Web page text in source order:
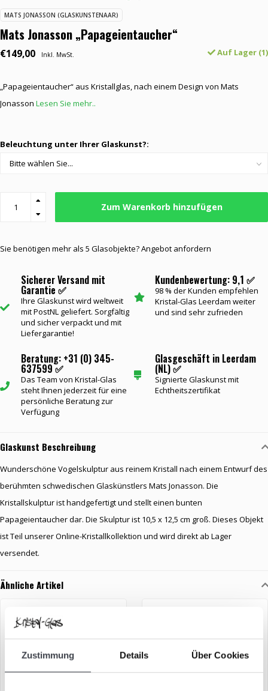
Zustimmung Details Über Cookies
MATS JONASSON (GLASKUNSTENAAR)
Mats Jonasson „Papageientaucher“
€149,00 Inkl. MwSt. Auf Lager (1)
„Papageientaucher“ aus Kristallglas, nach einem Design von Mats
Jonasson Lesen Sie mehr..
Beleuchtung unter Ihrer Glaskunst?:
Zum Warenkorb hinzufügen
Sie benötigen mehr als 5 Glasobjekte? Angebot anfordern
Sicherer Versand mit
Garantie ✅
Ihre Glaskunst wird weltweit
mit PostNL geliefert. Sorgfältig
und sicher verpackt und mit
Liefergarantie!
Kundenbewertung: 9,1 ✅
98 % der Kunden empfehlen
Kristal-Glas Leerdam weiter
und sind sehr zufrieden
Beratung: +31 (0) 345-
637599 ✅
Das Team von Kristal-Glas
steht Ihnen jederzeit für eine
persönliche Beratung zur
Verfügung
Glasgeschäft in Leerdam
(NL) ✅
Signierte Glaskunst mit
Echtheitszertifikat
Glaskunst Beschreibung
Wunderschöne Vogelskulptur aus reinem Kristall nach einem Entwurf des
berühmten schwedischen Glaskünstlers Mats Jonasson. Die
Kristallskulptur ist handgefertigt und stellt einen bunten
Papageientaucher dar. Die Skulptur ist 10,5 x 12,5 cm groß. Dieses Objekt
ist Teil unserer Online-Kristallkollektion und wird direkt ab Lager
versendet.
Ähnliche Artikel